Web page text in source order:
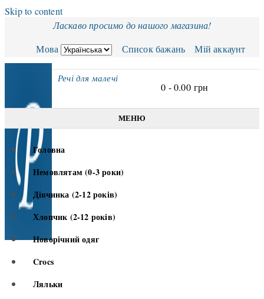
Skip to content
Ласкаво просимо до нашого магазина!
Мова
Список бажань Мій аккаунт
Речі для малечі
0 -0.00 грн
МЕНЮ
Головна
Немовлятам (0-3 роки)
Дівчинка (2-12 років)
Хлопчик (2-12 років)
Новорічний одяг
Crocs
Ляльки